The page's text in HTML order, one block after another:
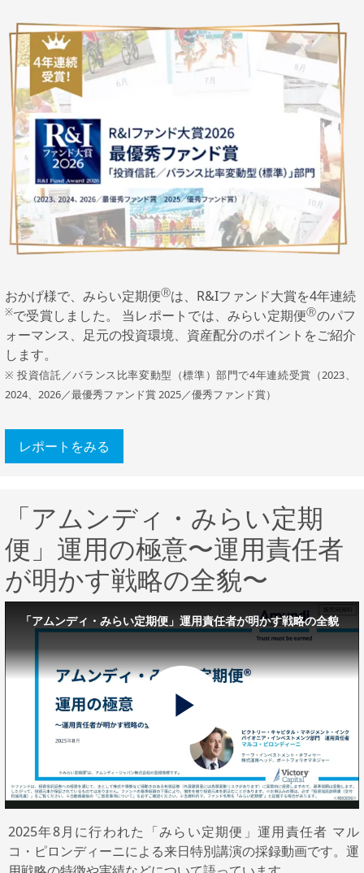
おかげ様で、みらい定期便Ⓡは、R&Iファンド大賞を4年連続
※で受賞しました。 当レポートでは、みらい定期便Ⓡのパフ
ォーマンス、足元の投資環境、資産配分のポイントをご紹介
します。
※ 投資信託／バランス比率変動型（標準）部門で4年連続受賞（2023、
2024、2026／最優秀ファンド賞 2025／優秀ファンド賞）
レポートをみる
2025年8⽉に行われた「みらい定期便」運⽤責任者 マル
コ・ピロンディーニによる来日特別講演の採録動画です。運
「アムンディ・みらい定期
便」運用の極意〜運用責任者
が明かす戦略の全貌〜
「アムンディ・みらい定期便」運用責任者が明かす戦略の全貌
Play
Video